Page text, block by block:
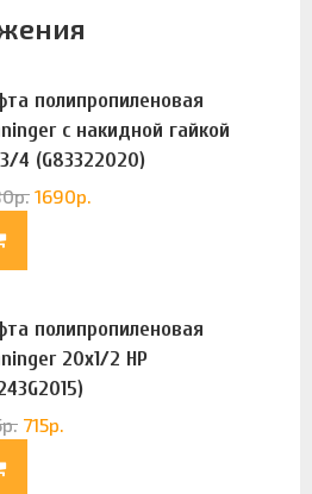
полипропиленовая
с накидной гайкой
4 (G83322020)
р. 1690р.
полипропиленовая
20х1/2 НР
р. 715р.